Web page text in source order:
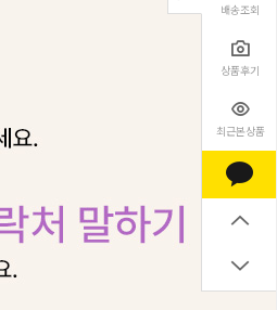
배송조회
상품후기
최근본상품